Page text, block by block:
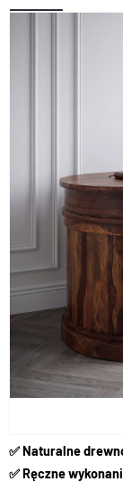
✅Naturalne
✅Ręczne